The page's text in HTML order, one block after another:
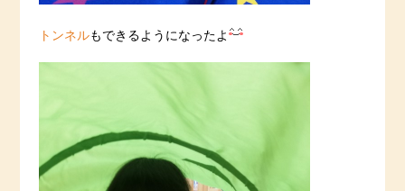
トンネルもできるようになったよ